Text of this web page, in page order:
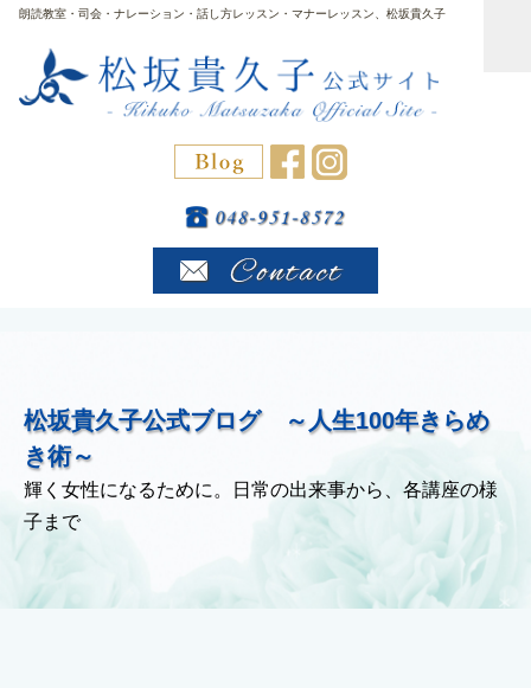
朗読教室・司会・ナレーション・話し方レッスン・マナーレッスン、松坂貴久子
松坂貴久子公式ブログ ～人生100年きらめ
き術～
輝く女性になるために。日常の出来事から、各講座の様
子まで